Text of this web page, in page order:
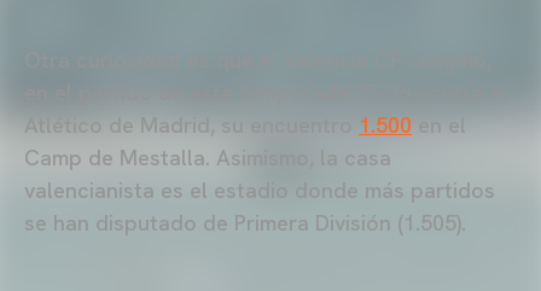
Atlético de Madrid, su encuentro 1.500 en el
Camp de Mestalla. Asimismo, la casa
valencianista es el estadio donde más partidos
se han disputado de Primera División (1.505).